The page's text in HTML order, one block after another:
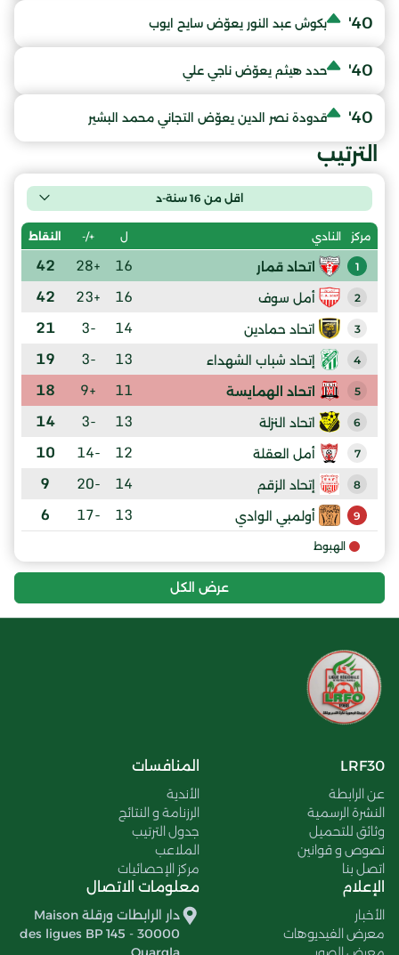
40' بكوش عبد النور يعوّض سايح ايوب
40' حدد هيثم يعوّض ناجي علي
40' قدودة نصر الدين يعوّض التجاني محمد البشير
الترتيب
اقل من 16 سنة-د
مركز النادي ل +/- النقاط
1 اتحاد قمار 16
+28
42
2 أمل سوف 16
+23
42
3 اتحاد حمادين 14
-3
21
4 إتحاد شباب الشهداء 13
-3
19
5 اتحاد الهمايسة 11
+9
18
6 اتحاد النزلة 13
-3
14
7 أمل العقلة 12
-14
10
8 إتحاد الزقم 14
-20
9
9 أولمبي الوادي 13
-17
6
الهبوط
عرض الكل
LRF30
عن الرابطة
النشرة الرسمية
وثائق للتحميل
نصوص و قوانين
اتصل بنا
المنافسات
الأندية
الرزنامة و النتائج
جدول الترتيب
الملاعب
مركز الإحصائيات
الإعلام
الأخبار
معرض الفيديوهات
معلومات الاتصال
دار الرابطات ورقلة Maison
des ligues BP 145 - 30000